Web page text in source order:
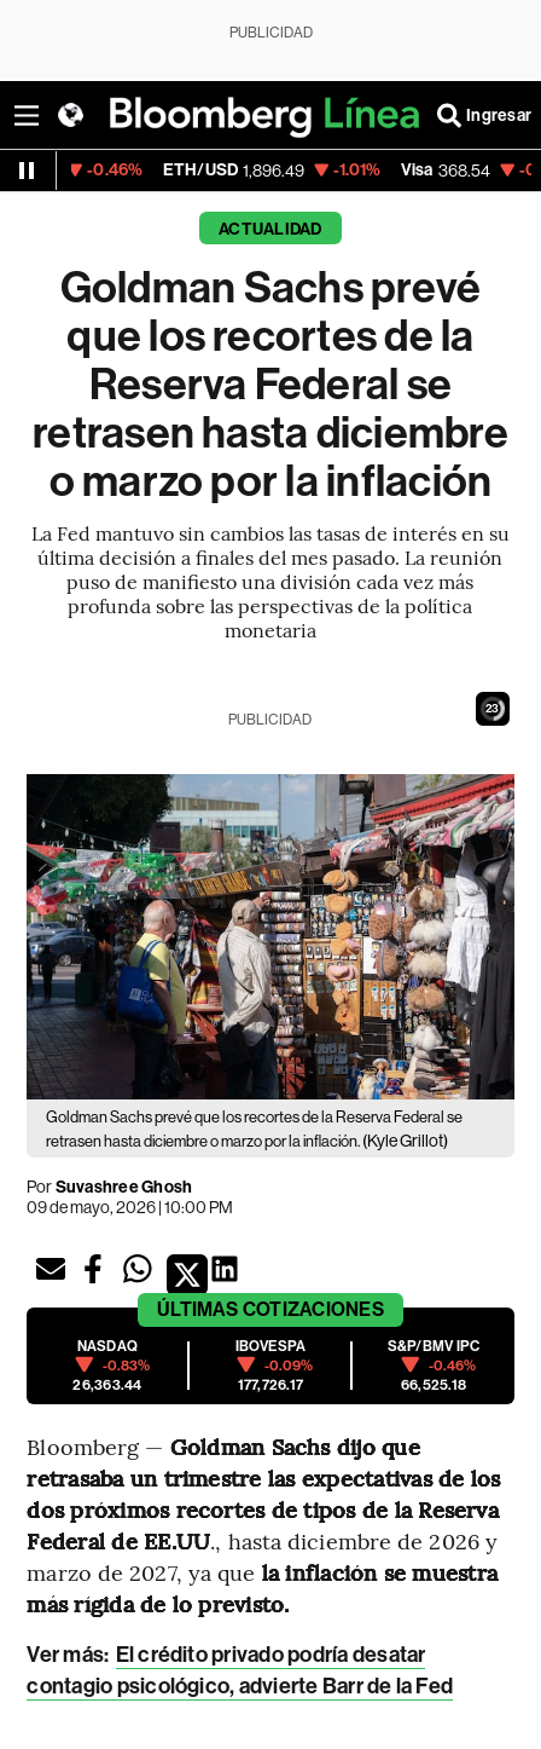
PUBLICIDAD
Ingresar
ETH/USD 1,896.49 -1.01% Visa 368.54 -0.28%
ACTUALIDAD
Goldman Sachs prevé
que los recortes de la
Reserva Federal se
retrasen hasta diciembre
o marzo por la inflación
La Fed mantuvo sin cambios las tasas de interés en su
última decisión a finales del mes pasado. La reunión
puso de manifiesto una división cada vez más
profunda sobre las perspectivas de la política
monetaria
22
PUBLICIDAD
Goldman Sachs prevé que los recortes de la Reserva Federal se
retrasen hasta diciembre o marzo por la inflación. (Kyle Grillot)
PorSuvashree Ghosh
09 de mayo, 2026 | 10:00 PM
ÚLTIMAS COTIZACIONES
NASDAQ
-0.83%
26,363.44
IBOVESPA
-0.09%
177,726.17
S&P/BMV IPC
-0.46%
66,525.18
Bloomberg — Goldman Sachs dijo que
retrasaba un trimestre las expectativas de los
dos próximos recortes de tipos de la Reserva
Federal de EE.UU., hasta diciembre de 2026 y
marzo de 2027, ya que la inflación se muestra
más rígida de lo previsto.
Ver más: El crédito privado podría desatar
contagio psicológico, advierte Barr de la Fed